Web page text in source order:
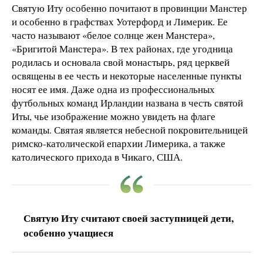
Святую Иту особенно почитают в провинции Манстер
и особенно в графствах Уотерфорд и Лимерик. Ее
часто называют «белое солнце жен Манстера»,
«Бригитой Манстера». В тех районах, где угодница
родилась и основала свой монастырь, ряд церквей
освящены в ее честь и некоторые населенные пункты
носят ее имя. Даже одна из профессиональных
футбольных команд Ирландии названа в честь святой
Иты, чье изображение можно увидеть на флаге
команды. Святая является небесной покровительницей
римско-католической епархии Лимерика, а также
католического прихода в Чикаго, США.
Святую Иту считают своей заступницей дети,
особенно учащиеся